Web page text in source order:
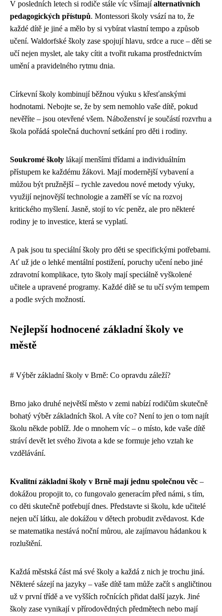
V posledních letech si rodiče stále víc všímajíalternativních
pedagogických přístupů. Montessori školy vsází na to, že
každé dítě je jiné a mělo by si vybírat vlastní tempo a způsob
učení. Waldorfské školy zase spojují hlavu, srdce a ruce – děti se
učí nejen myslet, ale taky cítit a tvořit rukama prostřednictvím
umění a pravidelného rytmu dnia.
Církevní školy kombinují běžnou výuku s křesťanskými
hodnotami. Nebojte se, že by sem nemohlo vaše dítě, pokud
nevěříte – jsou otevřené všem. Náboženství je součástí rozvrhu a
škola pořádá společná duchovní setkání pro děti i rodiny.
Soukromé školy lákají menšími třídami a individuálním
přístupem ke každému žákovi. Mají modernější vybavení a
můžou být pružnější – rychle zavedou nové metody výuky,
využijí nejnovější technologie a zaměří se víc na rozvoj
kritického myšlení. Jasně, stojí to víc peněz, ale pro některé
rodiny je to investice, která se vyplatí.
A pak jsou tu speciální školy pro děti se specifickými potřebami.
Ať už jde o lehké mentální postižení, poruchy učení nebo jiné
zdravotní komplikace, tyto školy mají speciálně vyškolené
učitele a upravené programy. Každé dítě se tu učí svým tempem
a podle svých možností.
Nejlepší hodnocené základní školy ve
městě
# Výběr základní školy v Brně: Co opravdu záleží?
Brno jako druhé největší město v zemi nabízí rodičům skutečně
bohatý výběr základních škol. A víte co? Není to jen o tom najít
školu někde poblíž. Jde o mnohem víc – o místo, kde vaše dítě
stráví devět let svého života a kde se formuje jeho vztah ke
vzdělávání.
Kvalitní základní školy v Brně mají jednu společnou věc –
dokážou propojit to, co fungovalo generacím před námi, s tím,
co děti skutečně potřebují dnes. Představte si školu, kde učitelé
nejen učí látku, ale dokážou v dětech probudit zvědavost. Kde
se matematika nestává noční můrou, ale zajímavou hádankou k
rozluštění.
Každá městská část má své školy a každá z nich je trochu jiná.
Některé sázejí na jazyky – vaše dítě tam může začít s angličtinou
už v první třídě a ve vyšších ročnících přidat další jazyk. Jiné
školy zase vynikají v přírodovědných předmětech nebo mají